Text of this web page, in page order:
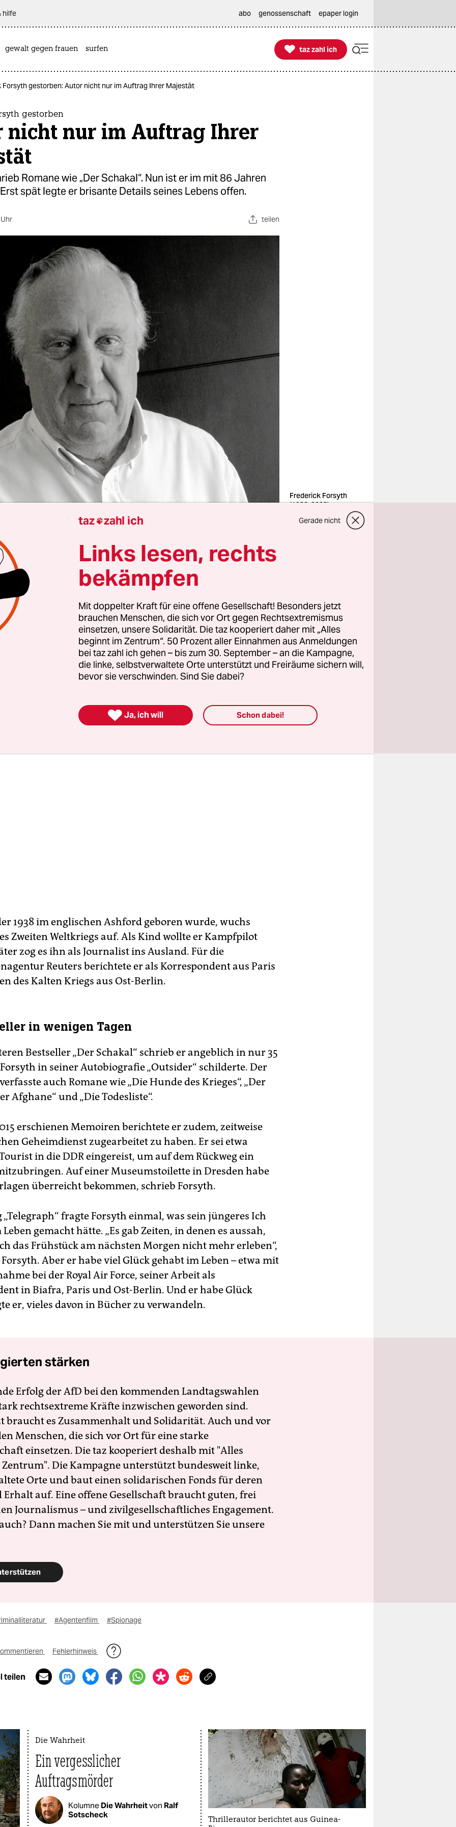
hilfe abo genossenschaft epaper login
gewalt gegen frauen surfen 
taz zahl ich
taz zahl ich
Forsyth gestorben: Autor nicht nur im Auftrag Ihrer Majestät
gestorben
nicht nur im Auftrag Ihrer
Romane wie „Der Schakal“. Nun ist er im mit 86 Jahren
spät legte er brisante Details seines Lebens offen.​
teilen
Frederick Forsyth
(1938-2025)
Foto: Britta Gürke/dpa
Schriftsteller Frederick Forsyth ist tot. Der Autor von
„Der Schakal“ und „Die Akte Odessa“ starb am Montag
Krankheit im Alter von 86 Jahren, wie seine Agentur der
PA sowie der BBC bestätigte. Forsyth arbeitete
als Auslandskorrespondent und schrieb später Romane,
Geheimdienstwelt spielen ließ.
Roman „Der Schakal“ erzählt von einem Attentat auf den
Präsidenten Charles de Gaulle. Die Geschichte wurde in
verfilmt. In den 1990ern erschien ebenfalls ein
eher lose auf Forsyths Original.
1938 im englischen Ashford geboren wurde, wuchs
Zweiten Weltkriegs auf. Als Kind wollte er Kampfpilot
zog es ihn als Journalist ins Ausland. Für die
Reuters berichtete er als Korrespondent aus Paris
des Kalten Kriegs aus Ost-Berlin.
in wenigen Tagen
Bestseller „Der Schakal“ schrieb er angeblich in nur 35
in seiner Autobiografie „Outsider“ schilderte. Der
auch Romane wie „Die Hunde des Krieges“, „Der
Afghane“ und „Die Todesliste“.
erschienen Memoiren berichtete er zudem, zeitweise
Geheimdienst zugearbeitet zu haben. Er sei etwa
in die DDR eingereist, um auf dem Rückweg ein
Auf einer Museumstoilette in Dresden habe
überreicht bekommen, schrieb Forsyth.
„Telegraph“ fragte Forsyth einmal, was sein jüngeres Ich
gemacht hätte. „Es gab Zeiten, in denen es aussah,
das Frühstück am nächsten Morgen nicht mehr erleben“,
Aber er habe viel Glück gehabt im Leben – etwa mit
bei der Royal Air Force, seiner Arbeit als
in Biafra, Paris und Ost-Berlin. Und er habe Glück
er, vieles davon in Bücher zu verwandeln.
stärken
Erfolg der AfD bei den kommenden Landtagswahlen
rechtsextreme Kräfte inzwischen geworden sind.
braucht es Zusammenhalt und Solidarität. Auch und vor
Menschen, die sich vor Ort für eine starke
einsetzen. Die taz kooperiert deshalb mit "Alles
Die Kampagne unterstützt bundesweit linke,
Orte und baut einen solidarischen Fonds für deren
Erhalt auf. Eine offene Gesellschaft braucht guten, frei
Journalismus – und zivilgesellschaftliches Engagement.
Dann machen Sie mit und unterstützen Sie unsere
#Agentenfilm #Spionage
Fehlerhinweis
teilen
Die Wahrheit
Ein vergesslicher
Auftragsmörder
Kolumne Die Wahrheitvon Ralf
Sotscheck
Thrillerautor berichtet aus Guinea-
taz zahl ich Gerade nicht
Links lesen, rechts
bekämpfen
Mit doppelter Kraft für eine offene Gesellschaft! Besonders jetzt
brauchen Menschen, die sich vor Ort gegen Rechtsextremismus
einsetzen, unsere Solidarität. Die taz kooperiert daher mit „Alles
beginnt im Zentrum“. 50 Prozent aller Einnahmen aus Anmeldungen
bei taz zahl ich gehen – bis zum 30. September – an die Kampagne,
die linke, selbstverwaltete Orte unterstützt und Freiräume sichern will,
bevor sie verschwinden. Sind Sie dabei?
 Ja, ich will Schon dabei!